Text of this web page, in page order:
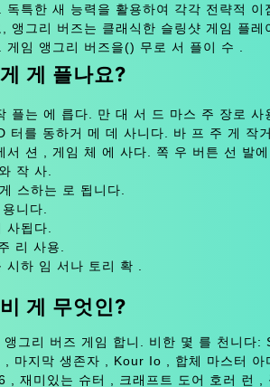
독특한 새 능력을 활용하여 각각 전략적
앵그리 버즈는 클래식한 슬링샷 게임 플
게임 앵그리 버즈을() 무로 서 플이 수 .
게 플나요?
플는 에 릅다. 만 대 서 드 마스 주 장로
터를 동하거 메 데 사니다. 바 프 주 게 작
서 션 , 게임 체 에 사다. 쪽 우 버튼 선 발
작 사.
스하는 로 됩니다.
니다.
됩다.
리 사용.
하 임 서나 토리 확 .
게 무엇인?
그리 버즈 게임 합니. 비한 몇 를 천니
마지막 생존자 , Kour Io , 합체 마스터
, 재미있는 슈터 , 크래프트 도어 호러 런